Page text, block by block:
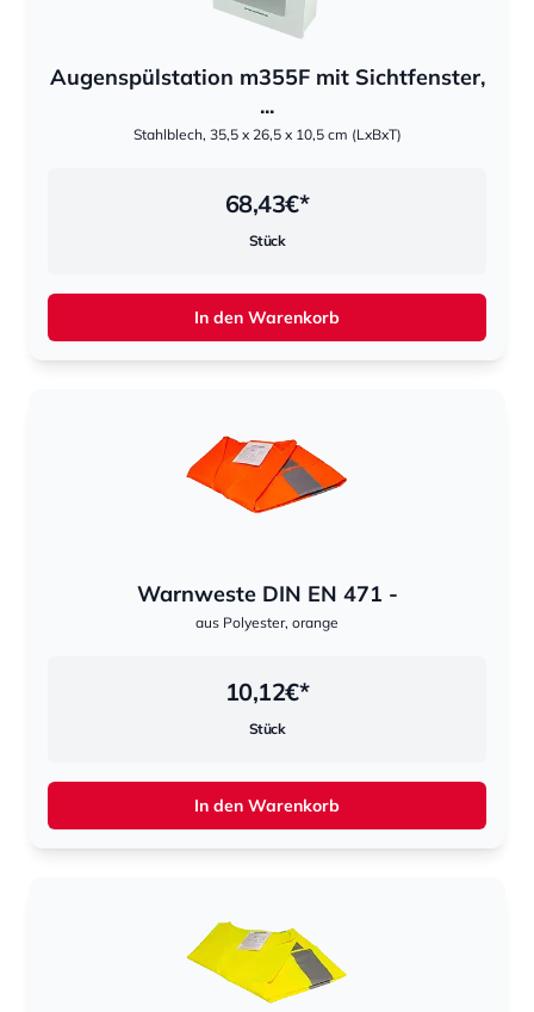
Augenspülstation m355F mit Sichtfenster,
...
Stahlblech, 35,5 x 26,5 x 10,5 cm (LxBxT)
68,43€*
Stück
In den Warenkorb
Warnweste DIN EN 471 -
aus Polyester, orange
10,12€*
Stück
In den Warenkorb